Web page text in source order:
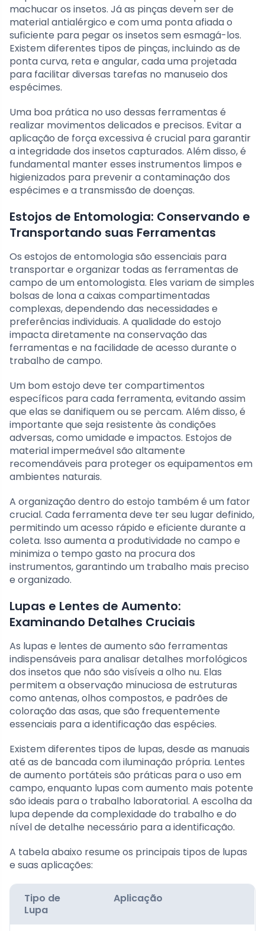
machucar os insetos. Já as pinças devem ser de
material antialérgico e com uma ponta afiada o
suficiente para pegar os insetos sem esmagá-los.
Existem diferentes tipos de pinças, incluindo as de
ponta curva, reta e angular, cada uma projetada
para facilitar diversas tarefas no manuseio dos
espécimes.
Uma boa prática no uso dessas ferramentas é
realizar movimentos delicados e precisos. Evitar a
aplicação de força excessiva é crucial para garantir
a integridade dos insetos capturados. Além disso, é
fundamental manter esses instrumentos limpos e
higienizados para prevenir a contaminação dos
espécimes e a transmissão de doenças.
Estojos de Entomologia: Conservando e
Transportando suas Ferramentas
Os estojos de entomologia são essenciais para
transportar e organizar todas as ferramentas de
campo de um entomologista. Eles variam de simples
bolsas de lona a caixas compartimentadas
complexas, dependendo das necessidades e
preferências individuais. A qualidade do estojo
impacta diretamente na conservação das
ferramentas e na facilidade de acesso durante o
trabalho de campo.
Um bom estojo deve ter compartimentos
específicos para cada ferramenta, evitando assim
que elas se danifiquem ou se percam. Além disso, é
importante que seja resistente às condições
adversas, como umidade e impactos. Estojos de
material impermeável são altamente
recomendáveis para proteger os equipamentos em
ambientes naturais.
A organização dentro do estojo também é um fator
crucial. Cada ferramenta deve ter seu lugar definido,
permitindo um acesso rápido e eficiente durante a
coleta. Isso aumenta a produtividade no campo e
minimiza o tempo gasto na procura dos
instrumentos, garantindo um trabalho mais preciso
e organizado.
Lupas e Lentes de Aumento:
Examinando Detalhes Cruciais
As lupas e lentes de aumento são ferramentas
indispensáveis para analisar detalhes morfológicos
dos insetos que não são visíveis a olho nu. Elas
permitem a observação minuciosa de estruturas
como antenas, olhos compostos, e padrões de
coloração das asas, que são frequentemente
essenciais para a identificação das espécies.
Existem diferentes tipos de lupas, desde as manuais
até as de bancada com iluminação própria. Lentes
de aumento portáteis são práticas para o uso em
campo, enquanto lupas com aumento mais potente
são ideais para o trabalho laboratorial. A escolha da
lupa depende da complexidade do trabalho e do
nível de detalhe necessário para a identificação.
A tabela abaixo resume os principais tipos de lupas
e suas aplicações:
Tipo de
Lupa
Aplicação